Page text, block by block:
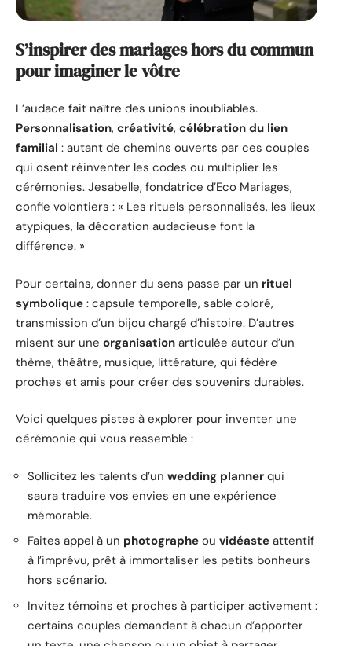
S’inspirer des mariages hors du commun
pour imaginer le vôtre
L’audace fait naître des unions inoubliables.
Personnalisation, créativité, célébration du lien
familial : autant de chemins ouverts par ces couples
qui osent réinventer les codes ou multiplier les
cérémonies. Jesabelle, fondatrice d’Eco Mariages,
confie volontiers : « Les rituels personnalisés, les lieux
atypiques, la décoration audacieuse font la
différence. »
Pour certains, donner du sens passe par un rituel
symbolique : capsule temporelle, sable coloré,
transmission d’un bijou chargé d’histoire. D’autres
misent sur une organisation articulée autour d’un
thème, théâtre, musique, littérature, qui fédère
proches et amis pour créer des souvenirs durables.
Voici quelques pistes à explorer pour inventer une
cérémonie qui vous ressemble :
Sollicitez les talents d’un wedding planner qui
saura traduire vos envies en une expérience
mémorable.
Faites appel à un photographe ou vidéaste attentif
à l’imprévu, prêt à immortaliser les petits bonheurs
hors scénario.
Invitez témoins et proches à participer activement :
certains couples demandent à chacun d’apporter